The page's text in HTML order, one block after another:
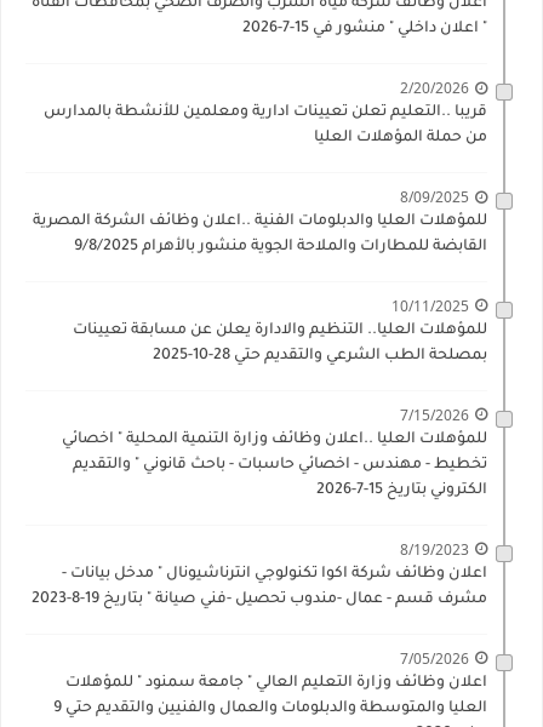
اعلان وظائف شركة مياه الشرب والصرف الصحي بمحافظات القناة
" اعلان داخلي " منشور في 15-7-2026
2/20/2026
قريبا ..التعليم تعلن تعيينات ادارية ومعلمين للأنشطة بالمدارس
من حملة المؤهلات العليا
8/09/2025
للمؤهلات العليا والدبلومات الفنية ..اعلان وظائف الشركة المصرية
القابضة للمطارات والملاحة الجوية منشور بالأهرام 9/8/2025
10/11/2025
للمؤهلات العليا.. التنظيم والادارة يعلن عن مسابقة تعيينات
بمصلحة الطب الشرعي والتقديم حتي 28-10-2025
7/15/2026
للمؤهلات العليا ..اعلان وظائف وزارة التنمية المحلية " اخصائي
تخطيط - مهندس - اخصائي حاسبات - باحث قانوني " والتقديم
الكتروني بتاريخ 15-7-2026
8/19/2023
اعلان وظائف شركة اكوا تكنولوجي انترناشيونال " مدخل بيانات -
مشرف قسم - عمال -مندوب تحصيل -فني صيانة " بتاريخ 19-8-2023
7/05/2026
اعلان وظائف وزارة التعليم العالي " جامعة سمنود " للمؤهلات
العليا والمتوسطة والدبلومات والعمال والفنيين والتقديم حتي 9